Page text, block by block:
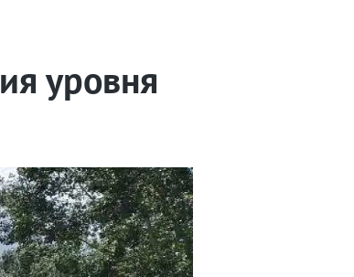
уровня